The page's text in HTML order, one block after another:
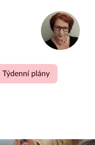
Týdenní plány